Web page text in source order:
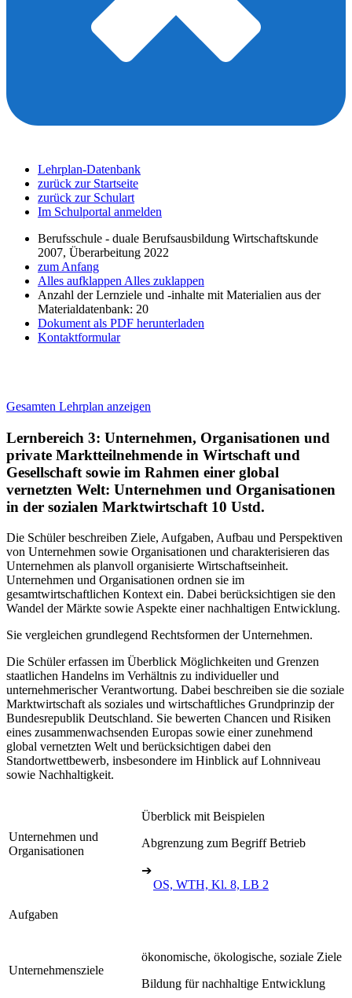
Lehrplan-Datenbank
zurück zur Startseite
zurück zur Schulart
Im Schulportal anmelden
Berufsschule - duale Berufsausbildung Wirtschaftskunde
2007, Überarbeitung 2022
zum Anfang
Alles aufklappen Alles zuklappen
Anzahl der Lernziele und -inhalte mit Materialien aus der
Materialdatenbank: 20
Dokument als PDF herunterladen
Kontaktformular
Gesamten Lehrplan anzeigen
Lernbereich 3: Unternehmen, Organisationen und
private Marktteilnehmende in Wirtschaft und
Gesellschaft sowie im Rahmen einer global
vernetzten Welt: Unternehmen und Organisationen
in der sozialen Marktwirtschaft 10 Ustd.
Die Schüler beschreiben Ziele, Aufgaben, Aufbau und Perspektiven
von Unternehmen sowie Organisationen und charakterisieren das
Unternehmen als planvoll organisierte Wirtschaftseinheit.
Unternehmen und Organisationen ordnen sie im
gesamtwirtschaftlichen Kontext ein. Dabei berücksichtigen sie den
Wandel der Märkte sowie Aspekte einer nachhaltigen Entwicklung.
Sie vergleichen grundlegend Rechtsformen der Unternehmen.
Die Schüler erfassen im Überblick Möglichkeiten und Grenzen
staatlichen Handelns im Verhältnis zu individueller und
unternehmerischer Verantwortung. Dabei beschreiben sie die soziale
Marktwirtschaft als soziales und wirtschaftliches Grundprinzip der
Bundesrepublik Deutschland. Sie bewerten Chancen und Risiken
eines zusammenwachsenden Europas sowie einer zunehmend
global vernetzten Welt und berücksichtigen dabei den
Standortwettbewerb, insbesondere im Hinblick auf Lohnniveau
sowie Nachhaltigkeit.
Unternehmen und
Organisationen
Überblick mit Beispielen
Abgrenzung zum Begriff Betrieb
➔
OS, WTH, Kl. 8, LB 2
Aufgaben
Unternehmensziele
ökonomische, ökologische, soziale Ziele
Bildung für nachhaltige Entwicklung